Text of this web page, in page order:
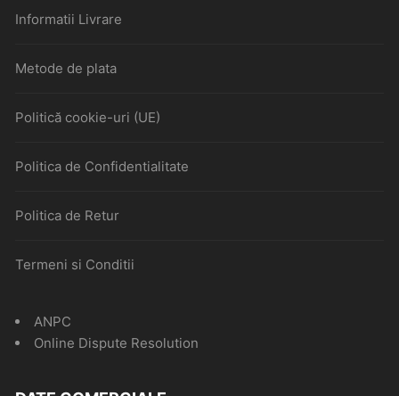
Informatii Livrare
Metode de plata
Politică cookie-uri (UE)
Politica de Confidentialitate
Politica de Retur
Termeni si Conditii
ANPC
Online Dispute Resolution